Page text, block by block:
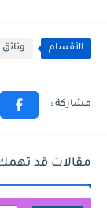
الأقسام وثائق
مقالات قد